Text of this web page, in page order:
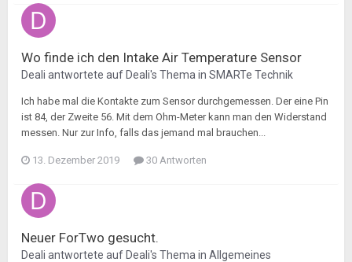
Wo finde ich den Intake Air Temperature Sensor
Deali antwortete auf Deali's Thema in SMARTe Technik
Ich habe mal die Kontakte zum Sensor durchgemessen. Der eine Pin
ist 84, der Zweite 56. Mit dem Ohm-Meter kann man den Widerstand
messen. Nur zur Info, falls das jemand mal brauchen...
13. Dezember 2019 30 Antworten
Neuer ForTwo gesucht.
Deali antwortete auf Deali's Thema in Allgemeines